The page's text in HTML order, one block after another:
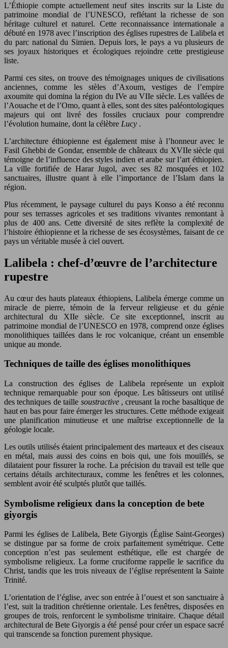
L’Éthiopie compte actuellement neuf sites inscrits sur la Liste du
patrimoine mondial de l’UNESCO, reflétant la richesse de son
héritage culturel et naturel. Cette reconnaissance internationale a
débuté en 1978 avec l’inscription des églises rupestres de Lalibela et
du parc national du Simien. Depuis lors, le pays a vu plusieurs de
ses joyaux historiques et écologiques rejoindre cette prestigieuse
liste.
Parmi ces sites, on trouve des témoignages uniques de civilisations
anciennes, comme les stèles d’Axoum, vestiges de l’empire
axoumite qui domina la région du IVe au VIIe siècle. Les vallées de
l’Aouache et de l’Omo, quant à elles, sont des sites paléontologiques
majeurs qui ont livré des fossiles cruciaux pour comprendre
l’évolution humaine, dont la célèbre Lucy .
L’architecture éthiopienne est également mise à l’honneur avec le
Fasil Ghebbi de Gondar, ensemble de châteaux du XVIIe siècle qui
témoigne de l’influence des styles indien et arabe sur l’art éthiopien.
La ville fortifiée de Harar Jugol, avec ses 82 mosquées et 102
sanctuaires, illustre quant à elle l’importance de l’Islam dans la
région.
Plus récemment, le paysage culturel du pays Konso a été reconnu
pour ses terrasses agricoles et ses traditions vivantes remontant à
plus de 400 ans. Cette diversité de sites reflète la complexité de
l’histoire éthiopienne et la richesse de ses écosystèmes, faisant de ce
pays un véritable musée à ciel ouvert.
Lalibela : chef-d’œuvre de l’architecture
rupestre
Au cœur des hauts plateaux éthiopiens, Lalibela émerge comme un
miracle de pierre, témoin de la ferveur religieuse et du génie
architectural du XIIe siècle. Ce site exceptionnel, inscrit au
patrimoine mondial de l’UNESCO en 1978, comprend onze églises
monolithiques taillées dans le roc volcanique, créant un ensemble
unique au monde.
Techniques de taille des églises monolithiques
La construction des églises de Lalibela représente un exploit
technique remarquable pour son époque. Les bâtisseurs ont utilisé
des techniques de taille soustractive , creusant la roche basaltique de
haut en bas pour faire émerger les structures. Cette méthode exigeait
une planification minutieuse et une maîtrise exceptionnelle de la
géologie locale.
Les outils utilisés étaient principalement des marteaux et des ciseaux
en métal, mais aussi des coins en bois qui, une fois mouillés, se
dilataient pour fissurer la roche. La précision du travail est telle que
certains détails architecturaux, comme les fenêtres et les colonnes,
semblent avoir été sculptés plutôt que taillés.
Symbolisme religieux dans la conception de bete
giyorgis
Parmi les églises de Lalibela, Bete Giyorgis (Église Saint-Georges)
se distingue par sa forme de croix parfaitement symétrique. Cette
conception n’est pas seulement esthétique, elle est chargée de
symbolisme religieux. La forme cruciforme rappelle le sacrifice du
Christ, tandis que les trois niveaux de l’église représentent la Sainte
Trinité.
L’orientation de l’église, avec son entrée à l’ouest et son sanctuaire à
l’est, suit la tradition chrétienne orientale. Les fenêtres, disposées en
groupes de trois, renforcent le symbolisme trinitaire. Chaque détail
architectural de Bete Giyorgis a été pensé pour créer un espace sacré
qui transcende sa fonction purement physique.